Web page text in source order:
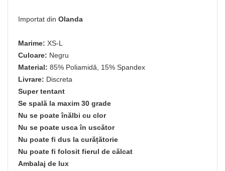
Importat din Olanda
Marime: XS-L
Culoare: Negru
Material: 85% Poliamidă, 15% Spandex
Livrare: Discreta
Super tentant
Se spală la maxim 30 grade
Nu se poate înălbi cu clor
Nu se poate usca în uscător
Nu poate fi dus la curățătorie
Nu poate fi folosit fierul de călcat
Ambalaj de lux